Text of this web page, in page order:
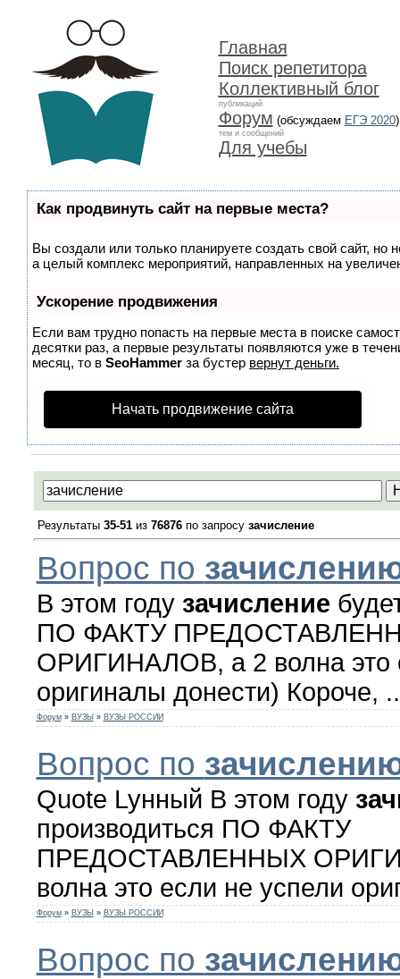
Главная
Поиск репетитора
Коллективный блог
публикаций
Форум (обсуждаем ЕГЭ 2020)
тем и сообщений
Для учебы
Как продвинуть сайт на первые места?
Вы создали или только планируете создать свой сайт, но
а целый комплекс мероприятий, направленных на
Ускорение продвижения
Если вам трудно попасть на первые места в поиске
десятки раз, а первые результаты появляются уже в
месяц, то в SeoHammer за бустер вернут деньги.
Начать продвижение сайта
Результаты 35-51из 76876по запросу зачисление
Вопрос по
В этом году зачисление
ПО ФАКТУ
ОРИГИНАЛОВ, а 2 волна это
оригиналы донести) Короче,
Форум » ВУЗЫ » ВУЗЫ РОССИИ
Вопрос по
Quote Lyнный В этом году
производиться ПО ФАКТУ
ПРЕДОСТАВЛЕННЫХ
волна это если не успели
Форум » ВУЗЫ » ВУЗЫ РОССИИ
Вопрос по